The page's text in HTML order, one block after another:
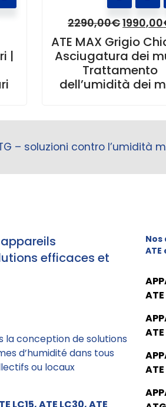
|
2290,00€1990,00
ATE MAX Grigio
Asciugatura dei
Trattamento
dell’umidità dei
– soluzioni contro l’umidità
efficaces et
la conception de solutions
d’humidité dans tous
ou locaux
Nos
ATE
ATE